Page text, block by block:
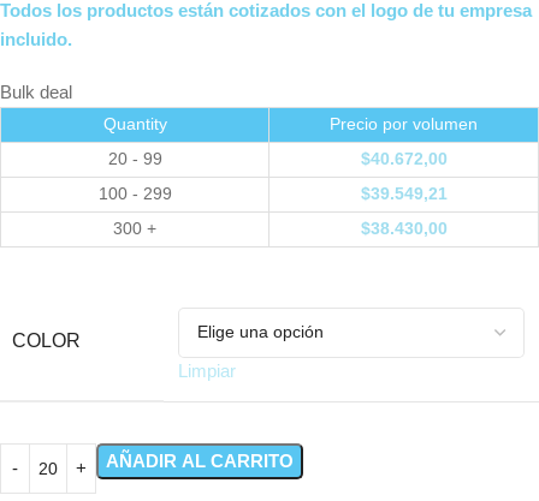
Todos los productos están cotizados con el logo de tu empresa
incluido.
Bulk deal
Quantity
Precio por volumen
20 - 99
$40.672,00
100 - 299
$39.549,21
300 +
$38.430,00
COLOR
Limpiar
AÑADIR AL CARRITO